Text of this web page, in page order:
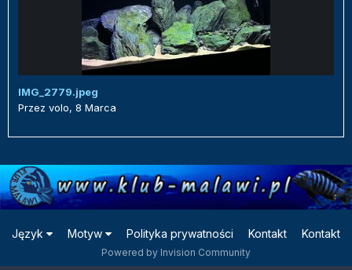
IMG_2779.jpeg
Przez volo, 8 Marca
Język Motyw Polityka prywatności Kontakt Kontakt
Powered by Invision Community